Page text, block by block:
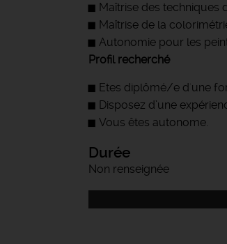
Maîtrise des techniques
Maîtrise de la
Autonomie pour les
Profil recherché
Etes diplômé/e d'une
Disposez d’une
Vous êtes autonome.
Durée
Non renseignée